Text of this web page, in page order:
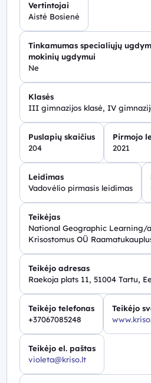
Vertintojai
Aistė Bosienė
Tinkamumas specialiųjų
mokinių ugdymui
Ne
Klasės
III gimnazijos klasė, IV
Puslapių skaičius
204
Pirmojo
2021
Leidimas
Vadovėlio pirmasis leidimas
Teikėjas
National Geographic Learning/
Krisostomus OÜ
Teikėjo adresas
Raekoja plats 11, 51004 Tartu,
Teikėjo telefonas
+37067085248
Teikėjo
Teikėjo el. paštas
violeta@kriso.lt